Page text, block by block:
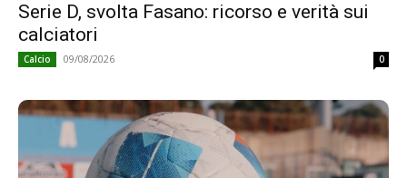
Serie D, svolta Fasano: ricorso e verità sui
calciatori
Calcio 09/08/2026 0